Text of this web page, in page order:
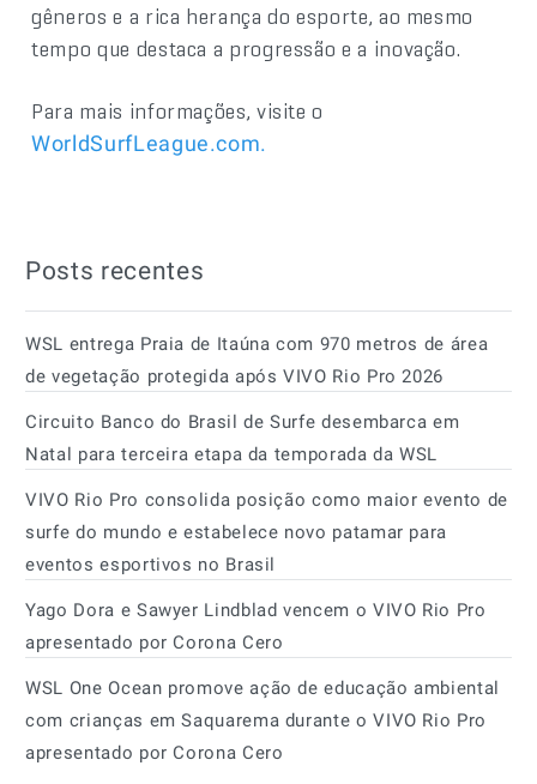
gêneros e a rica herança do esporte, ao mesmo
tempo que destaca a progressão e a inovação.
Para mais informações, visite o
WorldSurfLeague.com.
Posts recentes
WSL entrega Praia de Itaúna com 970 metros de área
de vegetação protegida após VIVO Rio Pro 2026
Circuito Banco do Brasil de Surfe desembarca em
Natal para terceira etapa da temporada da WSL
VIVO Rio Pro consolida posição como maior evento de
surfe do mundo e estabelece novo patamar para
eventos esportivos no Brasil
Yago Dora e Sawyer Lindblad vencem o VIVO Rio Pro
apresentado por Corona Cero
WSL One Ocean promove ação de educação ambiental
com crianças em Saquarema durante o VIVO Rio Pro
apresentado por Corona Cero